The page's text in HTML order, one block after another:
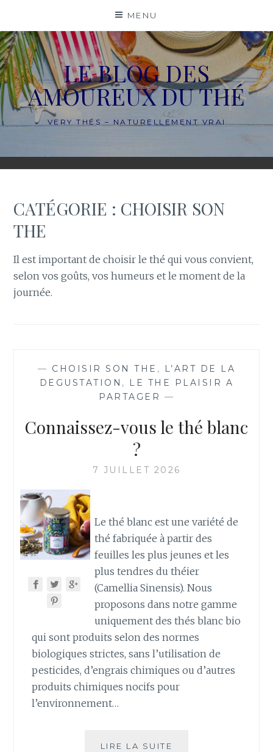
content
MENU
LE BLOG DES
AMOUREUX DU THÉ
VERY THÉS – NATURELLEMENT VRAI
CATÉGORIE : CHOISIR SON
THE
Il est important de choisir le thé qui vous convient,
selon vos goûts, vos humeurs et le moment de la
journée.
— CHOISIR SON THE ,
L’ART DE LA
DEGUSTATION ,
LE THE PLAISIR A
PARTAGER —
Connaissez-vous le thé blanc
?
7 JUILLET 2026
Le thé blanc est une variété de
thé fabriquée à partir des
feuilles les plus jeunes et les
plus tendres du théier
(Camellia Sinensis). Nous
proposons dans notre gamme
uniquement des thés blanc bio
qui sont produits selon des normes
biologiques strictes, sans l’utilisation de
pesticides, d’engrais chimiques ou d’autres
produits chimiques nocifs pour
l’environnement…
LIRE LA SUITE